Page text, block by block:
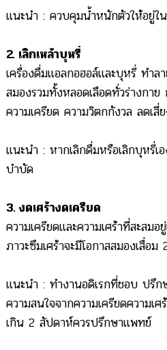
แนะนำ : ควบคุมน้ำหนักตัวให้อยู่ใ
2. เลิกเหล้าบุหรี่
เครื่องดื่มแอลกอฮอล์และบุหรี่ ทำล
สมองรวมทั้งหลอดเลือดทั่วร่างกาย
ความเครียด ความวิตกกังวล ลดเสี่
แนะนำ : หากเลิกดื่มหรือเลิกบุหรี่เ
บำบัด
3. งดเศร้างดเครียด
ความเครียดและความเศร้าที่สะสม
ภาวะซึมเศร้าจะมีโอกาสสมองเสื่อ
แนะนำ : ทำงานอดิเรกที่ชอบ ปรึก
ความสนใจจากความเครียดความเ
เกิน 2 สัปดาห์ควรปรึกษาแพทย์